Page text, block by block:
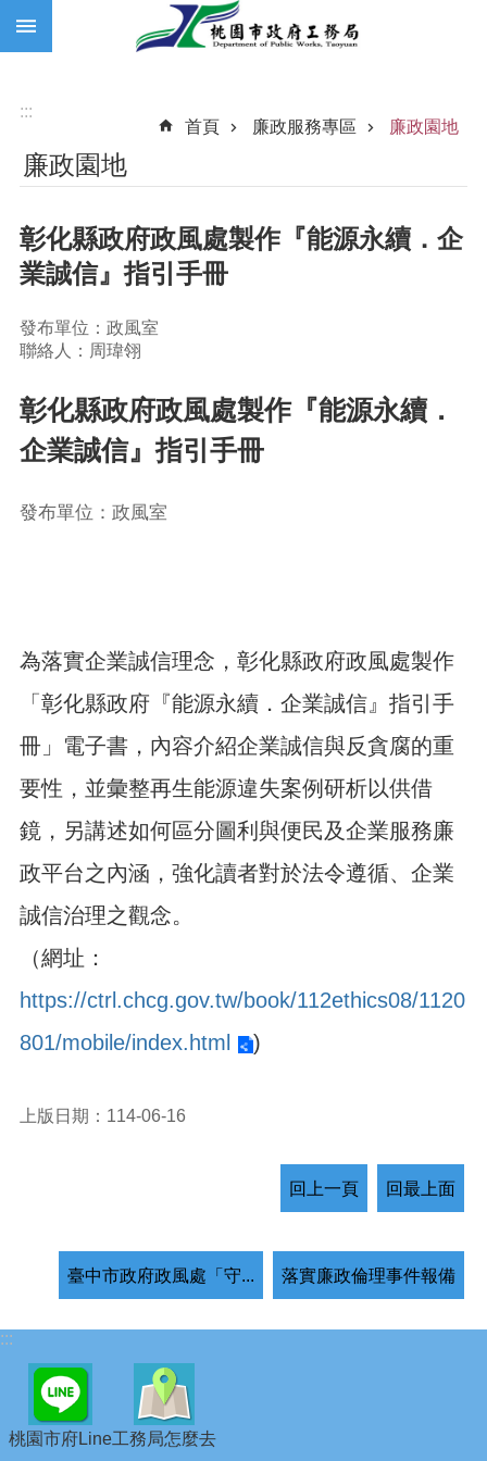
跳到主要內容區塊
:::
首頁
廉政服務專區 廉政園地
廉政園地
彰化縣政府政風處製作『能源永續．企
業誠信』指引手冊
發布單位：政風室
聯絡人：周瑋翎
彰化縣政府政風處製作『能源永續．
企業誠信』指引手冊
發布單位：政風室
為落實企業誠信理念，彰化縣政府政風處製作
「彰化縣政府『能源永續．企業誠信』指引手
冊」電子書，內容介紹企業誠信與反貪腐的重
要性，並彙整再生能源違失案例研析以供借
鏡，另講述如何區分圖利與便民及企業服務廉
政平台之內涵，強化讀者對於法令遵循、企業
誠信治理之觀念。
（網址：
https://ctrl.chcg.gov.tw/book/112ethics08/1120
801/mobile/index.html
)
上版日期：114-06-16
回上一頁 回最上面
臺中市政府政風處「守... 落實廉政倫理事件報備
:::
桃園市府Line工務局怎麼去